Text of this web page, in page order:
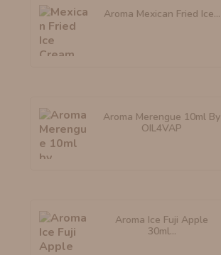
Aroma Mexican Fried Ice...
Aroma Merengue 10ml By
OIL4VAP
Aroma Ice Fuji Apple
30ml...